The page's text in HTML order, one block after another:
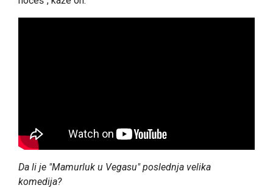
Da li je "Mamurluk u Vegasu" poslednja velika
komedija?